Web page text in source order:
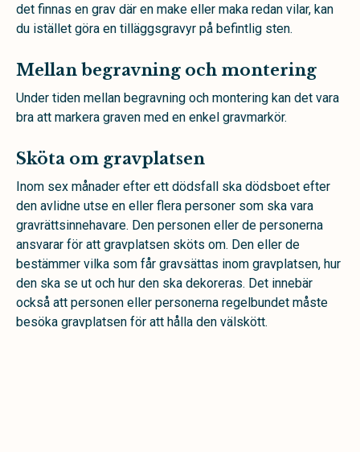
det finnas en grav där en make eller maka redan vilar, kan
du istället göra en tilläggsgravyr på befintlig sten.
Mellan begravning och montering
Under tiden mellan begravning och montering kan det vara
bra att markera graven med en enkel gravmarkör.
Sköta om gravplatsen
Inom sex månader efter ett dödsfall ska dödsboet efter
den avlidne utse en eller flera personer som ska vara
gravrättsinnehavare. Den personen eller de personerna
ansvarar för att gravplatsen sköts om. Den eller de
bestämmer vilka som får gravsättas inom gravplatsen, hur
den ska se ut och hur den ska dekoreras. Det innebär
också att personen eller personerna regelbundet måste
besöka gravplatsen för att hålla den välskött.